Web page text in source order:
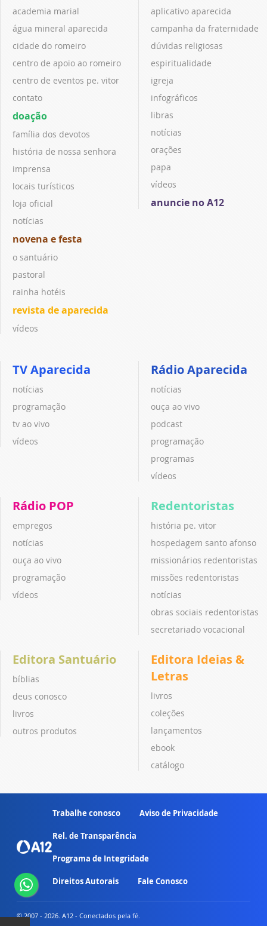
academia marial
água mineral aparecida
cidade do romeiro
centro de apoio ao romeiro
centro de eventos pe. vitor
contato
doação
família dos devotos
história de nossa senhora
imprensa
locais turísticos
loja oficial
notícias
novena e festa
o santuário
pastoral
rainha hotéis
revista de aparecida
vídeos
aplicativo aparecida
campanha da fraternidade
dúvidas religiosas
espiritualidade
igreja
infográficos
libras
notícias
orações
papa
vídeos
anuncie no A12
TV Aparecida
notícias
programação
tv ao vivo
vídeos
Rádio Aparecida
notícias
ouça ao vivo
podcast
programação
programas
vídeos
Rádio POP
empregos
notícias
ouça ao vivo
programação
vídeos
Redentoristas
história pe. vitor
hospedagem santo afonso
missionários redentoristas
missões redentoristas
notícias
obras sociais redentoristas
secretariado vocacional
Editora Santuário
bíblias
deus conosco
livros
outros produtos
Editora Ideias &
Letras
livros
coleções
lançamentos
ebook
catálogo
Trabalhe conosco Aviso de Privacidade
Rel. de Transparência
Programa de Integridade
Direitos Autorais Fale Conosco
© 2007 - 2026. A12 - Conectados pela fé.